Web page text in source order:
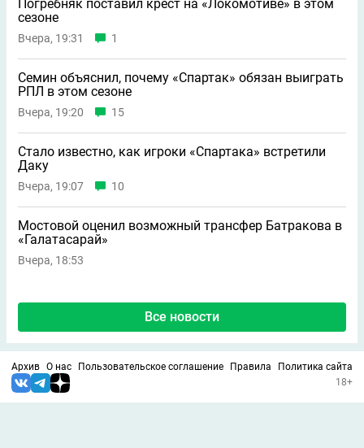
Погребняк поставил крест на «Локомотиве» в этом
сезоне
Вчера, 19:31 1
Семин объяснил, почему «Спартак» обязан выиграть
РПЛ в этом сезоне
Вчера, 19:20 15
Стало известно, как игроки «Спартака» встретили
Даку
Вчера, 19:07 10
Мостовой оценил возможный трансфер Батракова в
«Галатасарай»
Вчера, 18:53
Все новости
Архив О нас Пользовательское соглашение Правила
Политика сайта
18+